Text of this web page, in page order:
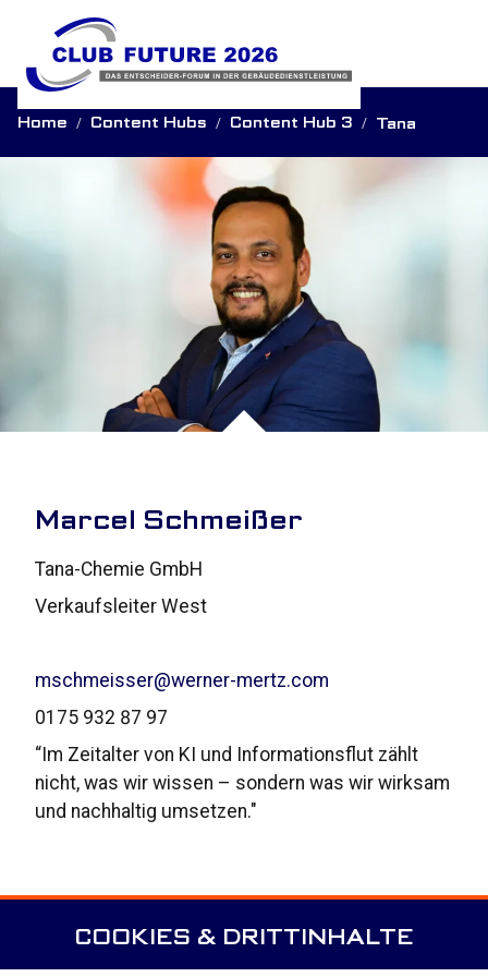
Home Content Hubs Content Hub 3 Tana
Marcel Schmeißer
Tana-Chemie GmbH
Verkaufsleiter West
mschmeisser@werner-mertz.com
0175 932 87 97
“Im Zeitalter von KI und Informationsflut zählt
nicht, was wir wissen – sondern was wir wirksam
und nachhaltig umsetzen."
COOKIES & DRITTINHALTE